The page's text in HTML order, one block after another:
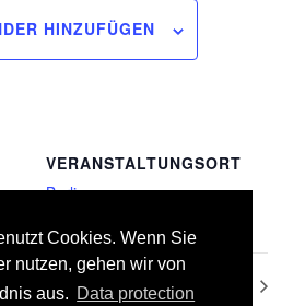
Cookies. Wenn Sie
nutzen, gehen wir von
aus. Data protection
HINZUFÜGEN
VERANSTALTUNGSORT
Berlin
017 Stahlbauarbeiten